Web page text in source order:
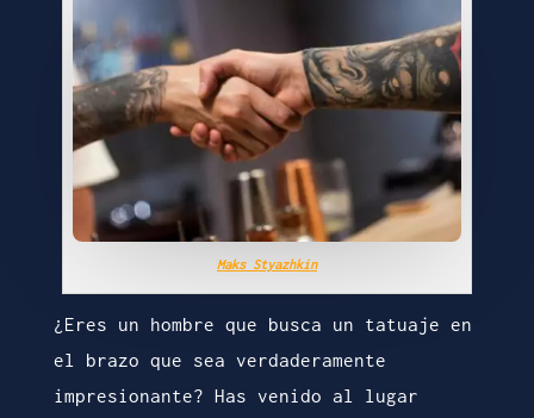
Maks Styazhkin
¿Eres un hombre que busca un tatuaje en
el brazo que sea verdaderamente
impresionante? Has venido al lugar